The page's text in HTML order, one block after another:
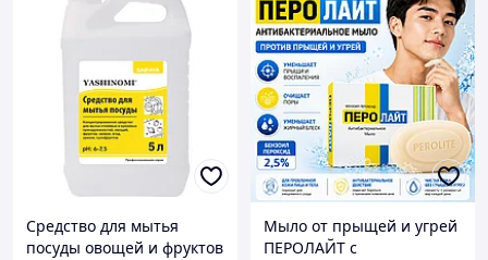
Средство для мытья
посуды овощей и фруктов
Мыло от прыщей и угрей
ПЕРОЛАЙТ с